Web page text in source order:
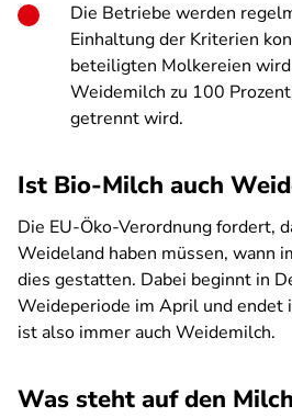
Die Betriebe werden
Einhaltung der Kriterien
beteiligten Molkereien
Weidemilch zu 100
getrennt wird.
Ist Bio-Milch auch
Die EU-Öko-Verordnung fordert,
Weideland haben müssen, wann
dies gestatten. Dabei beginnt in
Weideperiode im April und endet
ist also immer auch Weidemilch.
Was steht auf den